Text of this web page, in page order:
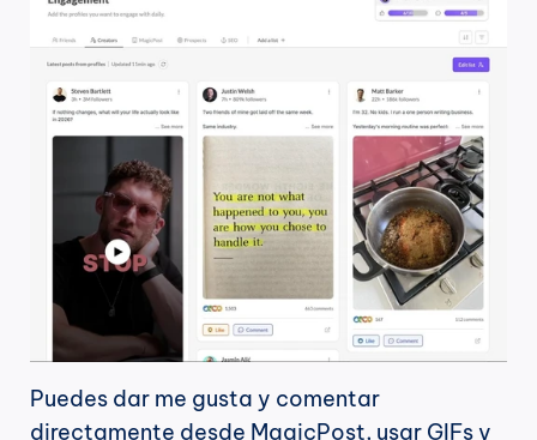
Puedes dar me gusta y comentar
directamente desde MagicPost, usar GIFs y